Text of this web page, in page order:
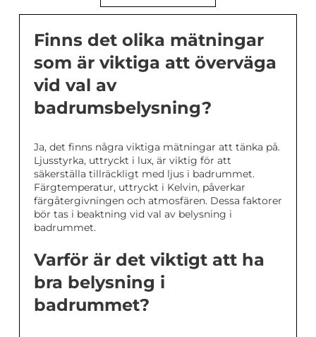
Finns det olika mätningar
som är viktiga att överväga
vid val av
badrumsbelysning?
Ja, det finns några viktiga mätningar att tänka på.
Ljusstyrka, uttryckt i lux, är viktig för att
säkerställa tillräckligt med ljus i badrummet.
Färgtemperatur, uttryckt i Kelvin, påverkar
färgåtergivningen och atmosfären. Dessa faktorer
bör tas i beaktning vid val av belysning i
badrummet.
Varför är det viktigt att ha
bra belysning i
badrummet?